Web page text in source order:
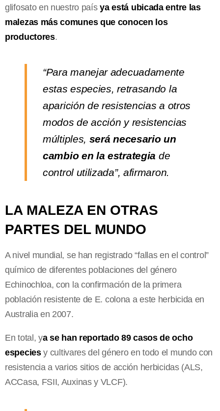
glifosato en nuestro paísya está ubicada entre las
malezas más comunes que conocen los
productores.
“Para manejar adecuadamente
estas especies, retrasando la
aparición de resistencias a otros
modos de acción y resistencias
múltiples, será necesario un
cambio en la estrategia de
control utilizada”, afirmaron.
LA MALEZA EN OTRAS
PARTES DEL MUNDO
A nivel mundial, se han registrado “fallas en el control”
químico de diferentes poblaciones del género
Echinochloa, con la confirmación de la primera
población resistente de E. colona a este herbicida en
Australia en 2007.
En total, ya se han reportado 89 casos de ocho
especiesy cultivares del género en todo el mundo con
resistencia a varios sitios de acción herbicidas (ALS,
ACCasa, FSII, Auxinas y VLCF).